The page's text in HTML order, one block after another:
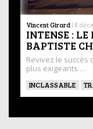
Vincent Girard | 8
INTENSE :
BAPTISTE
Revivez le succès
plus exigeants …
INCLASSABLE